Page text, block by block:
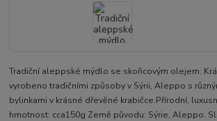
Tradiční aleppské mýdlo se skořicovým olejem:
vyrobeno tradičními způsoby v Sýrii, Aleppo s
bylinkami v krásné dřevěné krabičce.Přírodní,
hmotnost: cca150g Země původu: Sýrie, Aleppo.